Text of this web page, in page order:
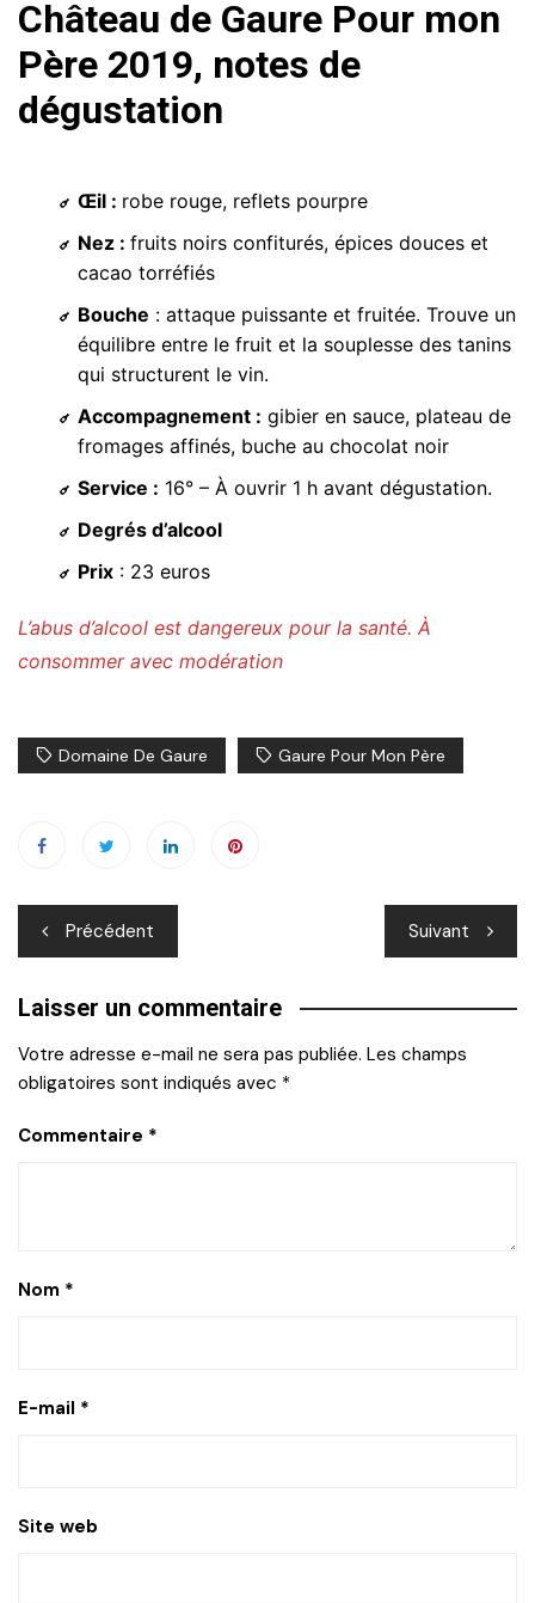
Château de Gaure Pour mon
Père 2019, notes de
dégustation
Œil : robe rouge, reflets pourpre
Nez : fruits noirs confiturés, épices douces et
cacao torréfiés
Bouche : attaque puissante et fruitée. Trouve un
équilibre entre le fruit et la souplesse des tanins
qui structurent le vin.
Accompagnement : gibier en sauce, plateau de
fromages affinés, buche au chocolat noir
Service : 16° – À ouvrir 1 h avant dégustation.
Degrés d’alcool
Prix : 23 euros
L’abus d’alcool est dangereux pour la santé. À
consommer avec modération
Domaine De Gaure Gaure Pour Mon Père
Navigation
de
l’article
Précédent Suivant
Laisser un commentaire
Votre adresse e-mail ne sera pas publiée. Les champs
obligatoires sont indiqués avec *
Commentaire *
Nom *
E-mail *
Site web